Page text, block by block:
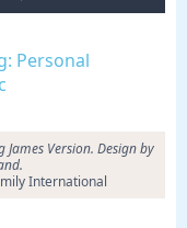
Personal
Version. Design by
International